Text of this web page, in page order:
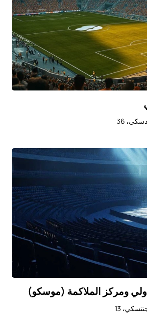
36
ومركز الملاكمة (موسكو)
13